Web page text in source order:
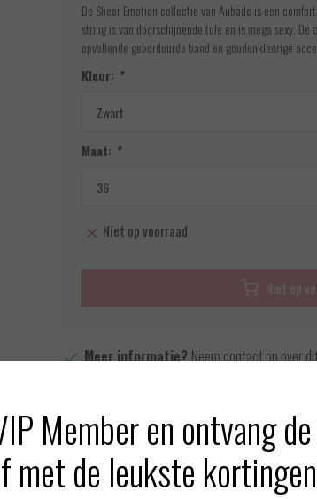
De Sheer Emotion collectie van Aubade is een
string is van doorschijnende tule en is mega sexy.
opvallende geborduurde band en goudenkleurige
Kleur: *
Maat: *
Niet op voorraad
Niet op
Meer informatie?Neem contact op over
Member en ontvang de
met de leukste